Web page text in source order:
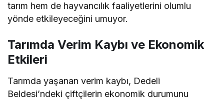
tarım hem de hayvancılık faaliyetlerini olumlu
yönde etkileyeceğini umuyor.
Tarımda Verim Kaybı ve Ekonomik
Etkileri
Tarımda yaşanan verim kaybı, Dedeli
Beldesi’ndeki çiftçilerin ekonomik durumunu